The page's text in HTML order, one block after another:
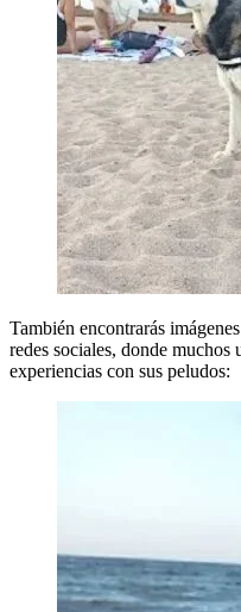
También encontrarás
redes sociales, donde muchos
experiencias con sus peludos: